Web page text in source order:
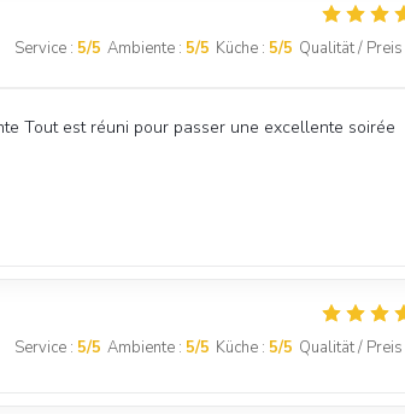
Service : 5/5 Ambiente : 5/5 Küche : 5/5 Qualität / Preis
Tout est réuni pour passer une excellente soirée
Service : 5/5 Ambiente : 5/5 Küche : 5/5 Qualität / Preis